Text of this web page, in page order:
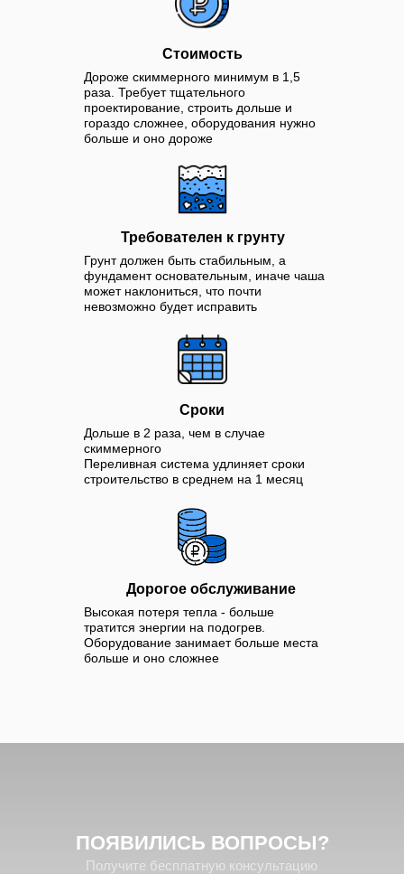
Стоимость
Дороже скиммерного минимум в 1,5
раза. Требует тщательного
проектирование, строить дольше и
гораздо сложнее, оборудования нужно
больше и оно дороже
Сроки
Дольше в 2 раза, чем в случае
скиммерного
Переливная система удлиняет сроки
строительство в среднем на 1 месяц
Требователен к грунту
Грунт должен быть стабильным, а
фундамент основательным, иначе чаша
может наклониться, что почти
невозможно будет исправить
Дорогое обслуживание
Высокая потеря тепла - больше
тратится энергии на подогрев.
Оборудование занимает больше места
больше и оно сложнее
ПОЯВИЛИСЬ ВОПРОСЫ?
Получите бесплатную консультацию